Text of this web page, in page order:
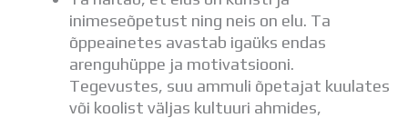
Õpilasesindus
Kontaktid
Tööpakkumised
inimeseõpetust ning neis on elu. Ta
õppeainetes avastab igaüks endas
arenguhüppe ja motivatsiooni.
Tegevustes, suu ammuli õpetajat kuulates
või koolist väljas kultuuri ahmides,